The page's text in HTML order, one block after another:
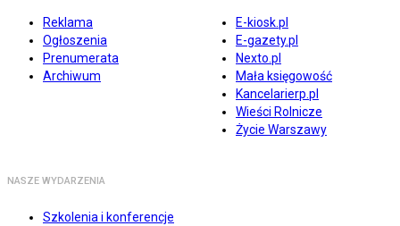
Reklama
Ogłoszenia
Prenumerata
Archiwum
E-kiosk.pl
E-gazety.pl
Nexto.pl
Mała księgowość
Kancelarierp.pl
Wieści Rolnicze
Życie Warszawy
NASZE WYDARZENIA
Szkolenia i konferencje